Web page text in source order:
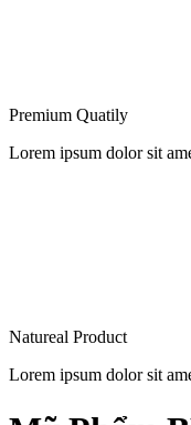
Premium Quatily
Lorem ipsum dolor sit
Natureal Product
Lorem ipsum dolor sit